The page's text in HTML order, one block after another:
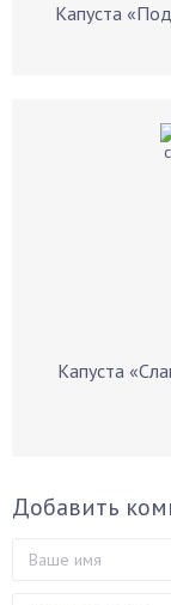
Капуста
Капуста
Добавить